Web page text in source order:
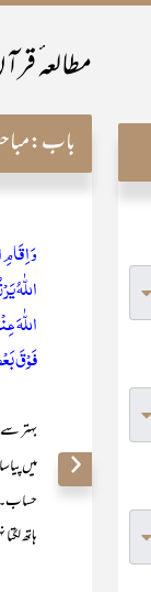
مطالعہ
باب:
فَوۡقَ
بہتر
میں
حساب۔
ہاتھ